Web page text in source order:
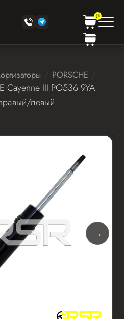
0
PORSCHE
Cayenne III PO536 9YA
левый